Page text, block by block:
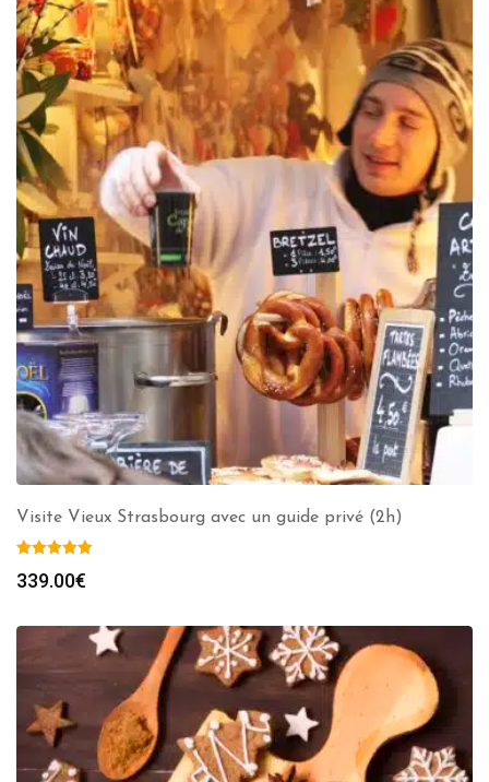
Visite Vieux Strasbourg avec un guide privé (2h)
339.00€